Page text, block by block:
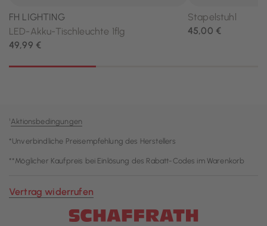
¹Aktionsbedingungen
*Unverbindliche Preisempfehlung des Herstellers
**Möglicher Kaufpreis bei Einlösung des Rabatt-Codes im Warenkorb
Vertrag widerrufen